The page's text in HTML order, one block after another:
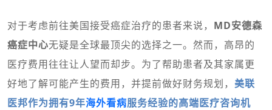
对于考虑前往美国接受癌症治疗的患者来说， MD安德森
癌症中心无疑是全球最顶尖的选择之一。然而，高昂的
医疗费用往往让人望而却步。为了帮助患者及其家属更
好地了解可能产生的费用，并提前做好财务规划， 美联
医邦作为拥有9年海外看病服务经验的高端医疗咨询机